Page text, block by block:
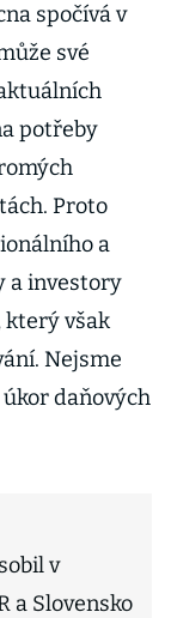
spočívá v
své
potřeby
Proto
a
a investory
který však
Nejsme
daňových
v
a Slovensko